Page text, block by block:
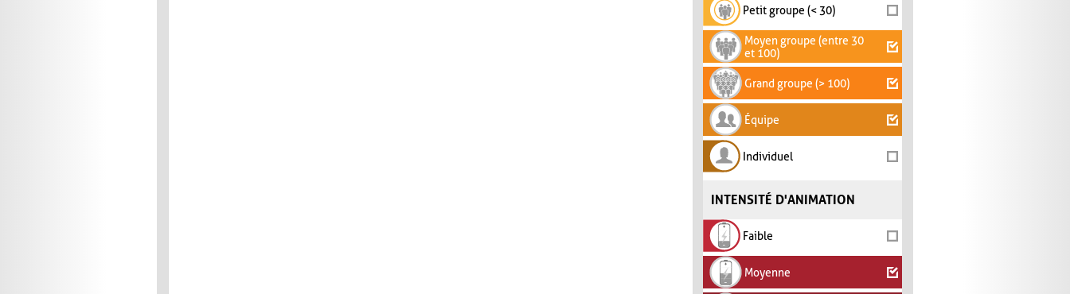
Petit groupe (< 30)
Moyen groupe (entre 30
et 100)
Grand groupe (> 100)
Équipe
Individuel
INTENSITÉ D'ANIMATION
Faible
Moyenne